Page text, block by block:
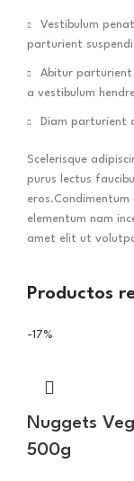
Vestibulum
parturient
Abitur parturient
a vestibulum
Diam parturient
Scelerisque
purus lectus
elementum nam
amet elit ut
Productos
-17%
Nuggets
500g